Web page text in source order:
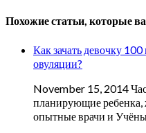
Похожие статьи, которые
Как зачать девочку
овуляции?
November 15, 2014
планирующие ребенка,
опытные врачи и